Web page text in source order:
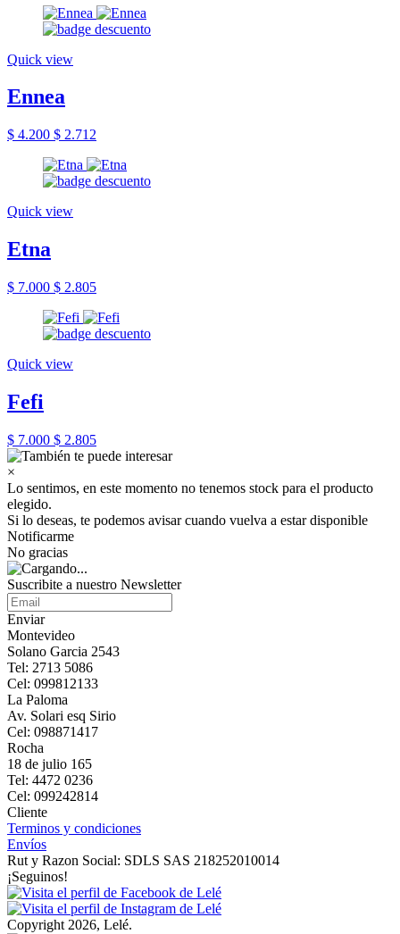
Quick view
Ennea
$ 4.200 $ 2.712
Quick view
Etna
$ 7.000 $ 2.805
Quick view
Fefi
$ 7.000 $ 2.805
×
Lo sentimos, en este momento no tenemos stock para el producto
elegido.
Si lo deseas, te podemos avisar cuando vuelva a estar disponible
Notificarme
No gracias
Suscribite a nuestro Newsletter
Enviar
Montevideo
Solano Garcia 2543
Tel: 2713 5086
Cel: 099812133
La Paloma
Av. Solari esq Sirio
Cel: 098871417
Rocha
18 de julio 165
Tel: 4472 0236
Cel: 099242814
Cliente
Terminos y condiciones
Envíos
Rut y Razon Social: SDLS SAS 218252010014
¡Seguinos!
Copyright 2026, Lelé.